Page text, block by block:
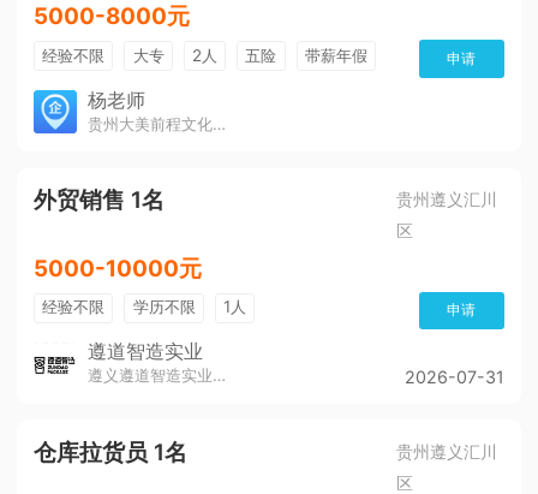
5000-8000元
经验不限 大专 2人 五险
带薪年假
年终奖
公费旅游
环境好
双休 有提成
申请
杨老师
贵州大美前程文化发展有限公司
外贸销售 1名
贵州遵义汇川
区
5000-10000元
经验不限 学历不限 1人 申请
遵道智造实业
遵义遵道智造实业有限公司 2026-07-31
仓库拉货员 1名
贵州遵义汇川
区